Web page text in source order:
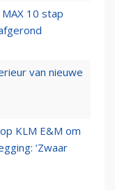
10 stap
van nieuwe
KLM E&M om
‘Zwaar